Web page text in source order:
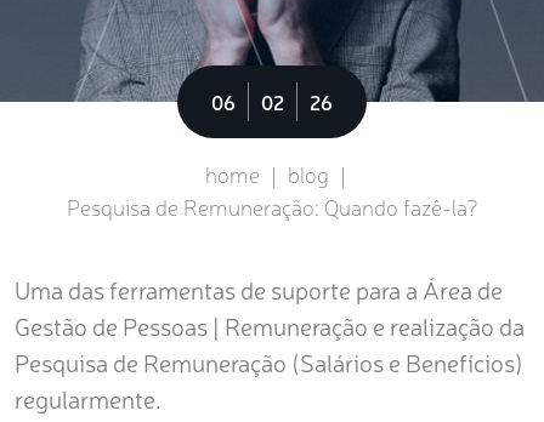
Contato
Sobre
06 02 26
home | blog |
Pesquisa de Remuneração: Quando fazê-la?
Uma das ferramentas de suporte para a Área de
Gestão de Pessoas | Remuneração e realização da
Pesquisa de Remuneração (Salários e Benefícios)
regularmente.